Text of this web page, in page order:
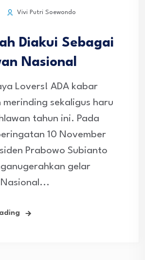
Vivi Putri Soewondo
Diakui Sebagai
Nasional
Lovers! ADA kabar
merinding sekaligus haru
tahun ini. Pada
10 November
Prabowo Subianto
gelar